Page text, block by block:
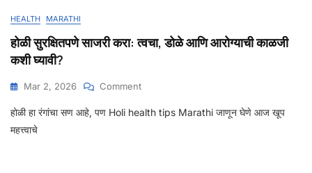
HEALTH MARATHI
होळी सुरक्षितपणे साजरी करा: त्वचा, डोळे आणि आरोग्याची काळजी
कशी घ्यावी?
Mar 2, 2026 Comment
होळी हा रंगांचा सण आहे, पण Holi health tips Marathi जाणून घेणे आज खूप
महत्त्वाचे